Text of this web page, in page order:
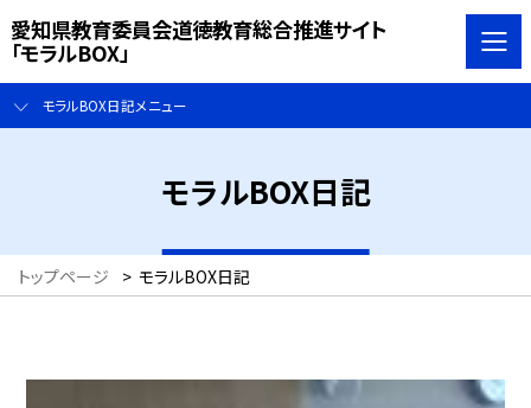
愛知県教育委員会道徳教育総合推進サイト
「モラルBOX」
モラルBOX日記メニュー
モラルBOX日記
トップページ > モラルBOX日記